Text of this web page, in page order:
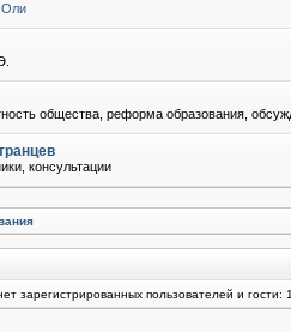
Оли
общества, реформа образования,
консультации
зарегистрированных пользователей и гости: